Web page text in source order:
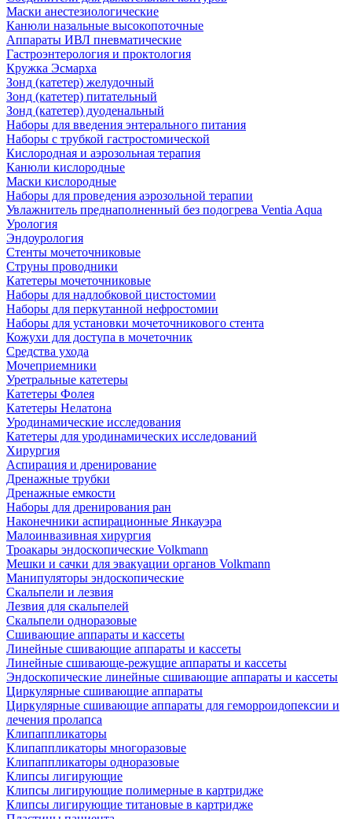
Маски анестезиологические
Канюли назальные высокопоточные
Аппараты ИВЛ пневматические
Гастроэнтерология и проктология
Кружка Эсмарха
Зонд (катетер) желудочный
Зонд (катетер) питательный
Зонд (катетер) дуоденальный
Наборы для введения энтерального питания
Наборы с трубкой гастростомической
Кислородная и аэрозольная терапия
Канюли кислородные
Маски кислородные
Наборы для проведения аэрозольной терапии
Увлажнитель преднаполненный без подогрева Ventia Aqua
Урология
Эндоурология
Стенты мочеточниковые
Струны проводники
Катетеры мочеточниковые
Наборы для надлобковой цистостомии
Наборы для перкутанной нефростомии
Наборы для установки мочеточникового стента
Кожухи для доступа в мочеточник
Средства ухода
Мочеприемники
Уретральные катетеры
Катетеры Фолея
Катетеры Нелатона
Уродинамические исследования
Катетеры для уродинамических исследований
Хирургия
Аспирация и дренирование
Дренажные трубки
Дренажные емкости
Наборы для дренирования ран
Наконечники аспирационные Янкауэра
Малоинвазивная хирургия
Троакары эндоскопические Volkmann
Мешки и сачки для эвакуации органов Volkmann
Манипуляторы эндоскопические
Скальпели и лезвия
Лезвия для скальпелей
Скальпели одноразовые
Сшивающие аппараты и кассеты
Линейные сшивающие аппараты и кассеты
Линейные сшивающе-режущие аппараты и кассеты
Эндоскопические линейные сшивающие аппараты и кассеты
Циркулярные сшивающие аппараты
Циркулярные сшивающие аппараты для геморроидопексии и
лечения пролапса
Клипаппликаторы
Клипаппликаторы многоразовые
Клипаппликаторы одноразовые
Клипсы лигирующие
Клипсы лигирующие полимерные в картридже
Клипсы лигирующие титановые в картридже